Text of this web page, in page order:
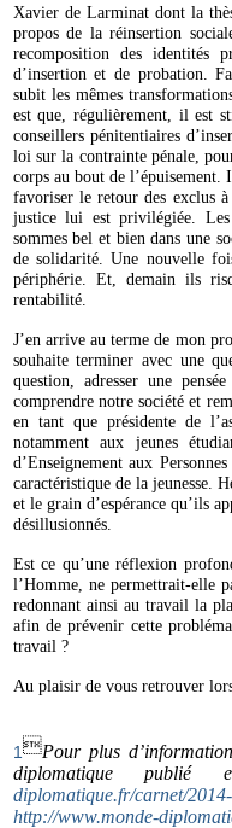
Xavier de Larminat dont la
propos de la réinsertion
recomposition des identités
d’insertion et de probation.
subit les mêmes
est que, régulièrement, il est
conseillers pénitentiaires
loi sur la contrainte pénale,
corps au bout de
favoriser le retour des exclus
justice lui est privilégiée.
sommes bel et bien dans une
de solidarité. Une nouvelle
périphérie. Et, demain ils
rentabilité.
J’en arrive au terme de mon
souhaite terminer avec une
question, adresser une
comprendre notre société et
en tant que présidente de
notamment aux jeunes
d’Enseignement aux
caractéristique de la jeunesse.
et le grain d’espérance qu’ils
désillusionnés.
Est ce qu’une réflexion
l’Homme, ne permettrait-elle
redonnant ainsi au travail la
afin de prévenir cette
travail ?
Au plaisir de vous retrouver
1Pour plus
diplomatique
diplomatique.fr/carnet/
http://www.monde-